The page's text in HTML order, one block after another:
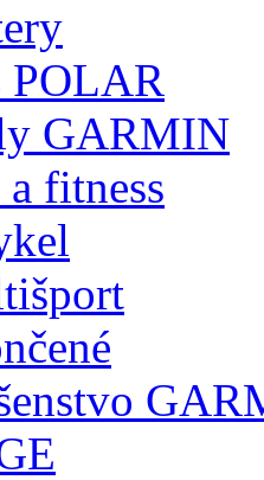
POLAR
GARMIN
a fitness